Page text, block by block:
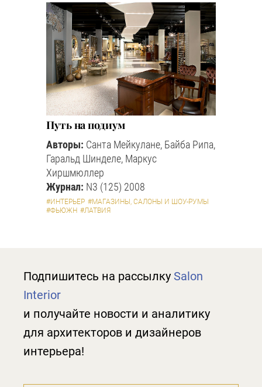
Путь на подиум
Авторы: Санта Мейкулане, Байба Рипа,
Гаральд Шинделе, Маркус
Хиршмюллер
Журнал: N3 (125) 2008
#ИНТЕРЬЕР #МАГАЗИНЫ, САЛОНЫ И ШОУ-РУМЫ
#ФЬЮЖН #ЛАТВИЯ
Подпишитесь на рассылку Salon
Interior
и получайте новости и аналитику
для архитекторов и дизайнеров
интерьера!